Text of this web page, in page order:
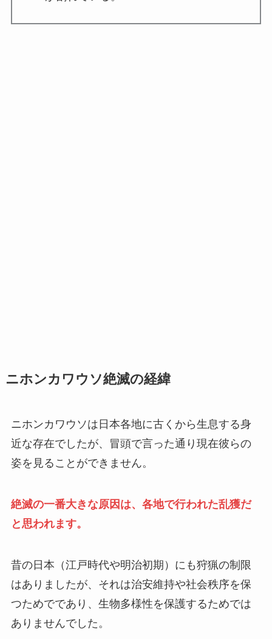
ニホンカワウソ絶滅の経緯
ニホンカワウソは日本各地に古くから生息する身
近な存在でしたが、冒頭で言った通り現在彼らの
姿を見ることができません。
絶滅の一番大きな原因は、各地で行われた乱獲だ
と思われます。
昔の日本（江戸時代や明治初期）にも狩猟の制限
はありましたが、それは治安維持や社会秩序を保
つためでであり、生物多様性を保護するためでは
ありませんでした。